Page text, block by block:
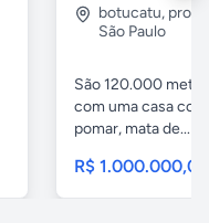
botucatu,
São Paulo
São 120.000
com uma casa
pomar, mata de...
R$ 1.000.000,00